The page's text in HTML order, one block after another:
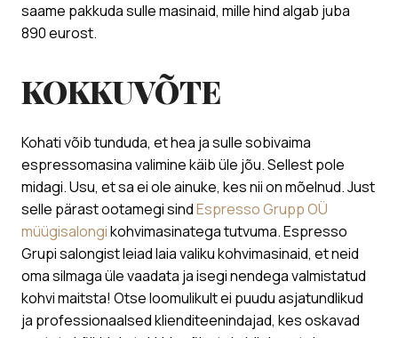
saame pakkuda sulle masinaid, mille hind algab juba
890 eurost.
KOKKUVÕTE
Kohati võib tunduda, et hea ja sulle sobivaima
espressomasina valimine käib üle jõu. Sellest pole
midagi. Usu, et sa ei ole ainuke, kes nii on mõelnud. Just
selle pärast ootamegi sindEspresso Grupp OÜ
müügisalongikohvimasinatega tutvuma. Espresso
Grupi salongist leiad laia valiku kohvimasinaid, et neid
oma silmaga üle vaadata ja isegi nendega valmistatud
kohvi maitsta! Otse loomulikult ei puudu asjatundlikud
ja professionaalsed klienditeenindajad, kes oskavad